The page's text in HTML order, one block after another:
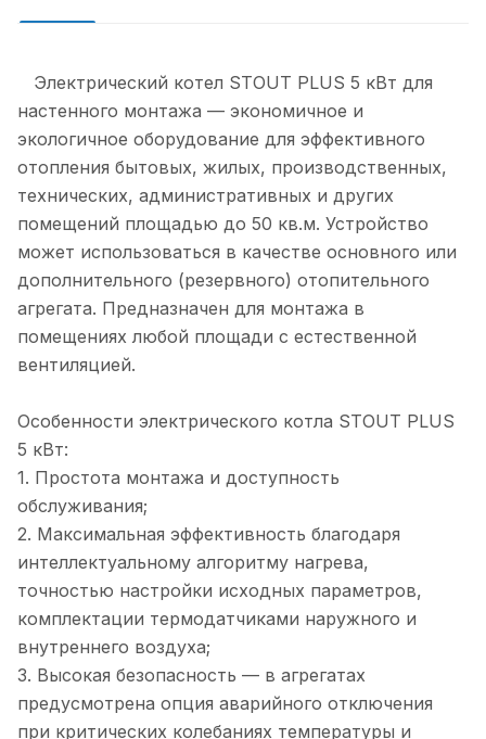
Электрический котел STOUT PLUS 5 кВт для
настенного монтажа — экономичное и
экологичное оборудование для эффективного
отопления бытовых, жилых, производственных,
технических, административных и других
помещений площадью до 50 кв.м. Устройство
может использоваться в качестве основного или
дополнительного (резервного) отопительного
агрегата. Предназначен для монтажа в
помещениях любой площади с естественной
вентиляцией.
Особенности электрического котла STOUT PLUS
5 кВт:
1. Простота монтажа и доступность
обслуживания;
2. Максимальная эффективность благодаря
интеллектуальному алгоритму нагрева,
точностью настройки исходных параметров,
комплектации термодатчиками наружного и
внутреннего воздуха;
3. Высокая безопасность — в агрегатах
предусмотрена опция аварийного отключения
при критических колебаниях температуры и